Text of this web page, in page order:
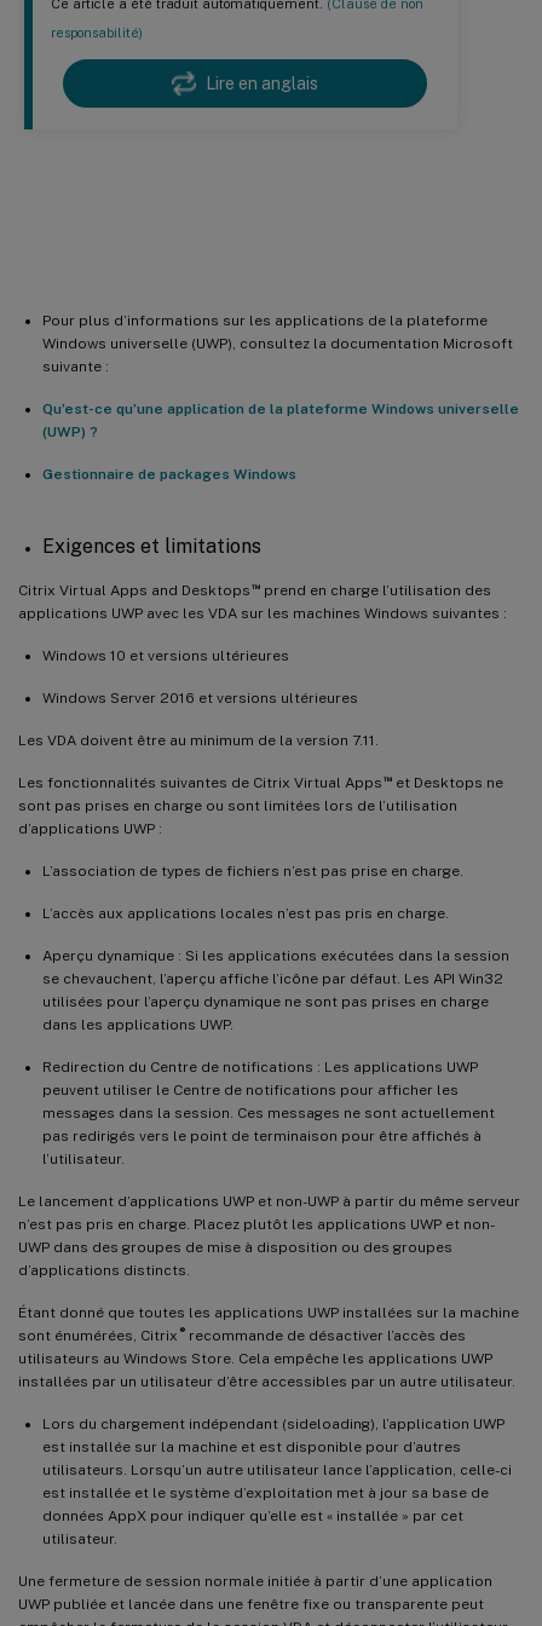
Ce article a été traduit automatiquement. (Clause de non
responsabilité)
Lire en anglais
Pour plus d’informations sur les applications de la plateforme
Windows universelle (UWP), consultez la documentation Microsoft
suivante :
Qu’est-ce qu’une application de la plateforme Windows universelle
(UWP) ?
Gestionnaire de packages Windows
Exigences et limitations
Citrix Virtual Apps and Desktops ™prend en charge l’utilisation des
applications UWP avec les VDA sur les machines Windows suivantes :
Windows 10 et versions ultérieures
Windows Server 2016 et versions ultérieures
Les VDA doivent être au minimum de la version 7.11.
Les fonctionnalités suivantes de Citrix Virtual Apps ™et Desktops ne
sont pas prises en charge ou sont limitées lors de l’utilisation
d’applications UWP :
L’association de types de fichiers n’est pas prise en charge.
L’accès aux applications locales n’est pas pris en charge.
Aperçu dynamique : Si les applications exécutées dans la session
se chevauchent, l’aperçu affiche l’icône par défaut. Les API Win32
utilisées pour l’aperçu dynamique ne sont pas prises en charge
dans les applications UWP.
Redirection du Centre de notifications : Les applications UWP
peuvent utiliser le Centre de notifications pour afficher les
messages dans la session. Ces messages ne sont actuellement
pas redirigés vers le point de terminaison pour être affichés à
l’utilisateur.
Le lancement d’applications UWP et non-UWP à partir du même serveur
n’est pas pris en charge. Placez plutôt les applications UWP et non-
UWP dans des groupes de mise à disposition ou des groupes
d’applications distincts.
Étant donné que toutes les applications UWP installées sur la machine
sont énumérées, Citrix ®recommande de désactiver l’accès des
utilisateurs au Windows Store. Cela empêche les applications UWP
installées par un utilisateur d’être accessibles par un autre utilisateur.
Lors du chargement indépendant (sideloading), l’application UWP
est installée sur la machine et est disponible pour d’autres
utilisateurs. Lorsqu’un autre utilisateur lance l’application, celle-ci
est installée et le système d’exploitation met à jour sa base de
données AppX pour indiquer qu’elle est « installée » par cet
utilisateur.
Une fermeture de session normale initiée à partir d’une application
UWP publiée et lancée dans une fenêtre fixe ou transparente peut